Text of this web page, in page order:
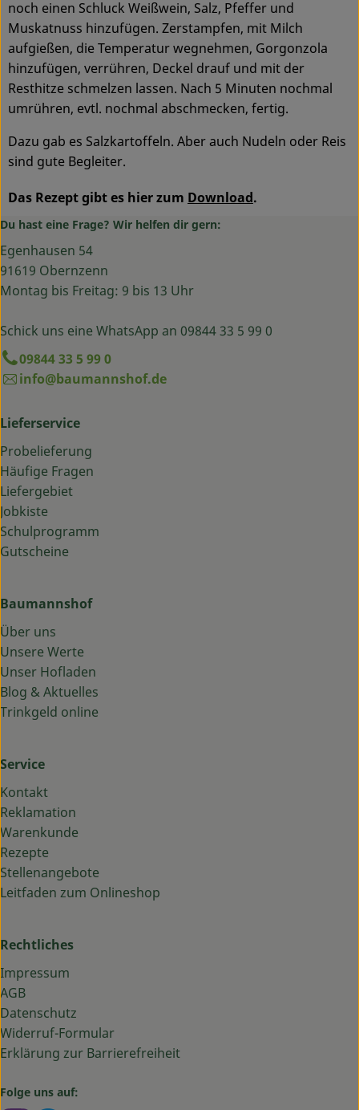
noch einen Schluck Weißwein, Salz, Pfeffer und
Muskatnuss hinzufügen. Zerstampfen, mit Milch
aufgießen, die Temperatur wegnehmen, Gorgonzola
hinzufügen, verrühren, Deckel drauf und mit der
Resthitze schmelzen lassen. Nach 5 Minuten nochmal
umrühren, evtl. nochmal abschmecken, fertig.
Dazu gab es Salzkartoffeln. Aber auch Nudeln oder Reis
sind gute Begleiter.
Das Rezept gibt es hier zum Download.
Du hast eine Frage? Wir helfen dir gern:
Egenhausen 54
91619 Obernzenn
Montag bis Freitag: 9 bis 13 Uhr
Schick uns eine WhatsApp an 09844 33 5 99 0
09844 33 5 99 0
info@baumannshof.de
Lieferservice
Probelieferung
Häufige Fragen
Liefergebiet
Jobkiste
Schulprogramm
Gutscheine
Baumannshof
Über uns
Unsere Werte
Unser Hofladen
Blog & Aktuelles
Trinkgeld online
Service
Kontakt
Reklamation
Warenkunde
Rezepte
Stellenangebote
Leitfaden zum Onlineshop
Rechtliches
Impressum
AGB
Datenschutz
Widerruf-Formular
Erklärung zur Barrierefreiheit
Folge uns auf: